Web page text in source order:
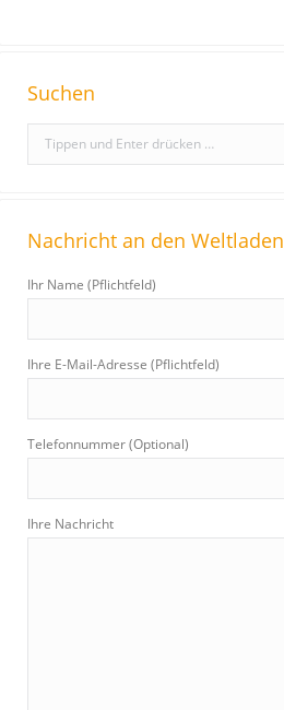
Suchen
e
c
:
Nachricht an den Weltladen
Ihr Name (Pflichtfeld)
Ihre E-Mail-Adresse (Pflichtfeld)
Telefonnummer (Optional)
Ihre Nachricht